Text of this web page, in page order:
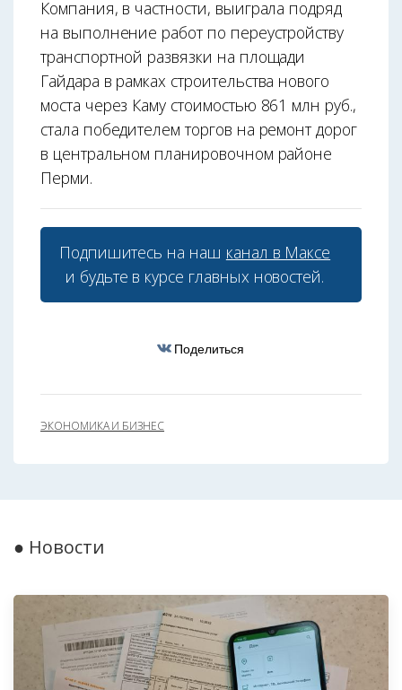
Компания, в частности, выиграла подряд
на выполнение работ по переустройству
транспортной развязки на площади
Гайдара в рамках строительства нового
моста через Каму стоимостью 861 млн руб.,
стала победителем торгов на ремонт дорог
в центральном планировочном районе
Перми.
Подпишитесь на наш канал в Максе
и будьте в курсе главных новостей.
Поделиться
ЭКОНОМИКА И БИЗНЕС
● Новости